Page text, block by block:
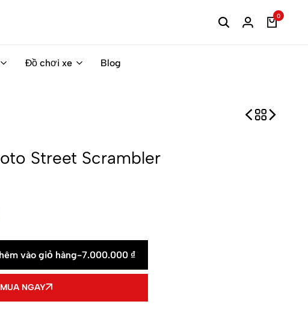
0
Đồ chơi xe Blog
Street Scrambler
vào giỏ hàng-7.000.000 ₫
MUA NGAY